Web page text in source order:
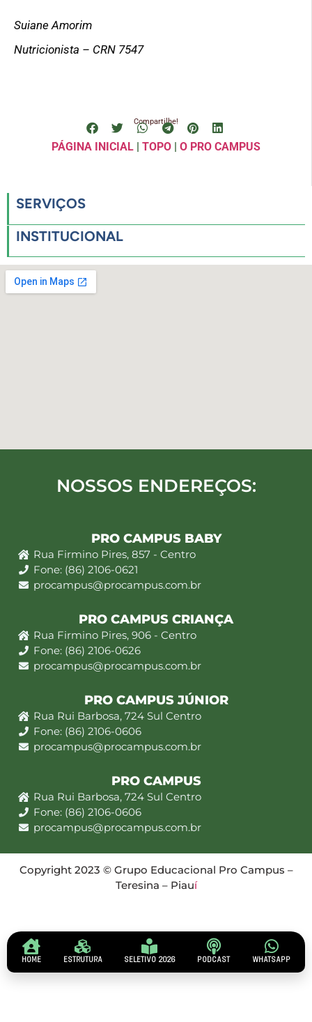
Suiane Amorim
Nutricionista – CRN 7547
Compartilhe!
PÁGINA INICIAL| TOPO| O PRO CAMPUS
SERVIÇOS
INSTITUCIONAL
NOSSOS ENDEREÇOS:
PRO CAMPUS BABY
Rua Firmino Pires, 857 - Centro
Fone: (86) 2106-0621
procampus@procampus.com.br
PRO CAMPUS CRIANÇA
Rua Firmino Pires, 906 - Centro
Fone: (86) 2106-0626
procampus@procampus.com.br
PRO CAMPUS JÚNIOR
Rua Rui Barbosa, 724 Sul Centro
Fone: (86) 2106-0606
procampus@procampus.com.br
PRO CAMPUS
Rua Rui Barbosa, 724 Sul Centro
Fone: (86) 2106-0606
procampus@procampus.com.br
Copyright 2023 © Grupo Educacional Pro Campus –
Teresina – Piauí
HOME ESTRUTURA SELETIVO 2026 PODCAST WHATSAPP